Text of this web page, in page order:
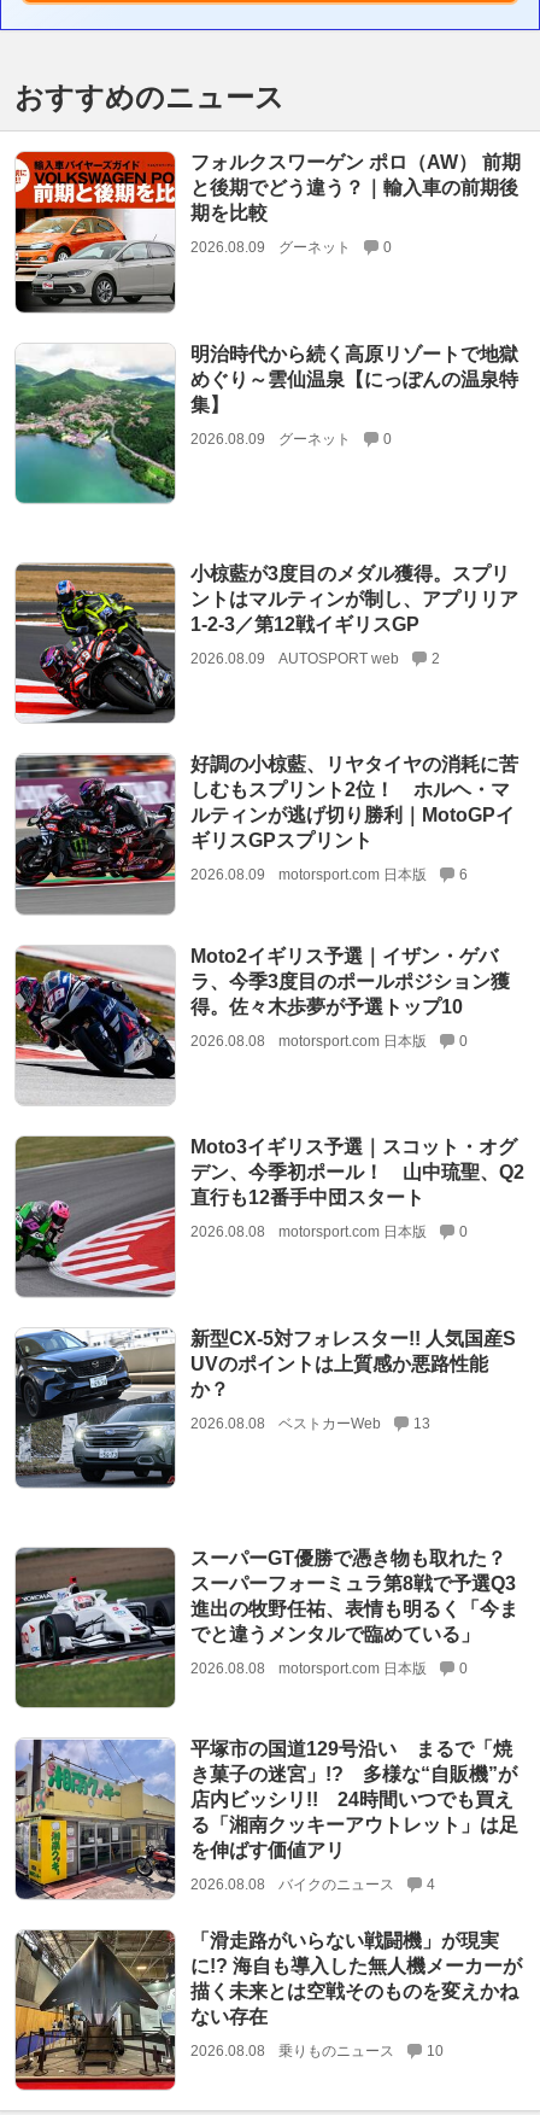
おすすめのニュース
フォルクスワーゲン ポロ（AW） 前期
と後期でどう違う？｜輸入車の前期後
期を比較
2026.08.09 グーネット 0
明治時代から続く高原リゾートで地獄
めぐり～雲仙温泉【にっぽんの温泉特
集】
2026.08.09 グーネット 0
小椋藍が3度目のメダル獲得。スプリ
ントはマルティンが制し、アプリリア
1-2-3／第12戦イギリスGP
2026.08.09 AUTOSPORT web 2
好調の小椋藍、リヤタイヤの消耗に苦
しむもスプリント2位！ ホルヘ・マ
ルティンが逃げ切り勝利｜MotoGPイ
ギリスGPスプリント
2026.08.09 motorsport.com 日本版 6
Moto2イギリス予選｜イザン・ゲバ
ラ、今季3度目のポールポジション獲
得。佐々木歩夢が予選トップ10
2026.08.08 motorsport.com 日本版 0
Moto3イギリス予選｜スコット・オグ
デン、今季初ポール！ 山中琉聖、Q2
直行も12番手中団スタート
2026.08.08 motorsport.com 日本版 0
新型CX-5対フォレスター!! 人気国産S
UVのポイントは上質感か悪路性能
か？
2026.08.08 ベストカーWeb 13
スーパーGT優勝で憑き物も取れた？
スーパーフォーミュラ第8戦で予選Q3
進出の牧野任祐、表情も明るく「今ま
でと違うメンタルで臨めている」
2026.08.08 motorsport.com 日本版 0
平塚市の国道129号沿い まるで「焼
き菓子の迷宮」!? 多様な“自販機”が
店内ビッシリ!! 24時間いつでも買え
る「湘南クッキーアウトレット」は足
を伸ばす価値アリ
2026.08.08 バイクのニュース 4
「滑走路がいらない戦闘機」が現実
に!? 海自も導入した無人機メーカーが
描く未来とは空戦そのものを変えかね
ない存在
2026.08.08 乗りものニュース 10